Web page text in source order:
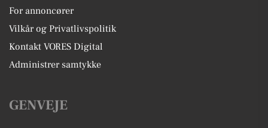
For annoncører
Vilkår og Privatlivspolitik
Kontakt VORES Digital
Administrer samtykke
GENVEJE